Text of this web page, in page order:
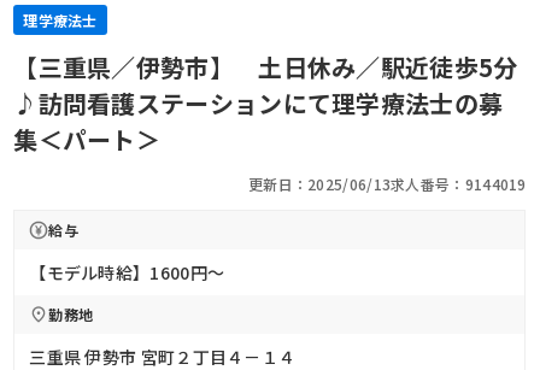
理学療法士
【三重県／伊勢市】 土日休み／駅近徒歩5分
♪訪問看護ステーションにて理学療法士の募
集＜パート＞
更新日：2025/06/13求人番号：9144019
給与
【モデル時給】1600円〜
勤務地
三重県 伊勢市 宮町２丁目４－１４